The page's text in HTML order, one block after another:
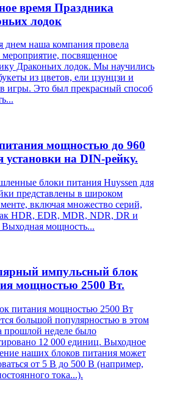
время Праздника
лодок
днем ​​наша компания провела
мероприятие, посвященное
Драконьих лодок. Мы научились
из цветов, ели цзунцзи и
игры. Это был прекрасный способ
мощностью до 960
установки на DIN-рейку.
блоки питания Huyssen для
представлены в широком
включая множество серий,
HDR, EDR, MDR, NDR, DR и
Выходная мощность...
импульсный блок
мощностью 2500 Вт.
питания мощностью 2500 Вт
большой популярностью в этом
прошлой неделе было
12 000 единиц. Выходное
наших блоков питания может
от 5 В до 500 В (например,
тока...).